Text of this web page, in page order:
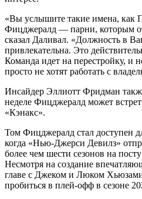
«Вы услышите такие имена, как
Фицджералд — парни, которым
сказал Даливал. «Должность в
привлекательна. Это
Команда идет на перестройку, и
просто не хотят работать с
Инсайдер Эллиотт Фридман
неделе Фицджералд может
«Кэнакс».
Том Фицджералд стал доступен
когда «Нью-Джерси Девилз»
более чем шести сезонов на
Несмотря на создание
главе с Джеком и Люком
пробиться в плей-офф в сезоне